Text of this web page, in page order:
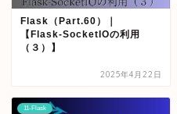
Flask（Part.60）｜
【Flask-SocketIOの利用
（３）】
2025年4月22日
11-Flask